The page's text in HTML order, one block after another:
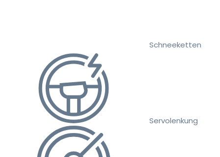
Schneeketten
Servolenkung